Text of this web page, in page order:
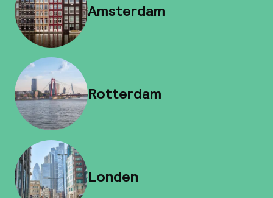
Amsterdam
Rotterdam
Londen